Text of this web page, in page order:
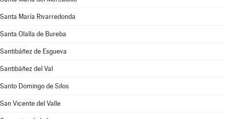
Santa María Rivarredonda
Santa Olalla de Bureba
Santibáñez de Esgueva
Santibáñez del Val
Santo Domingo de Silos
San Vicente del Valle